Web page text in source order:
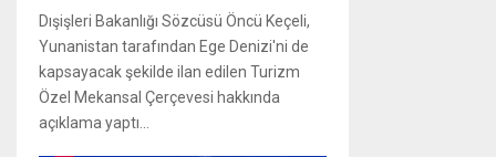
Dışişleri Bakanlığı Sözcüsü Öncü Keçeli,
Yunanistan tarafından Ege Denizi'ni de
kapsayacak şekilde ilan edilen Turizm
Özel Mekansal Çerçevesi hakkında
açıklama yaptı...